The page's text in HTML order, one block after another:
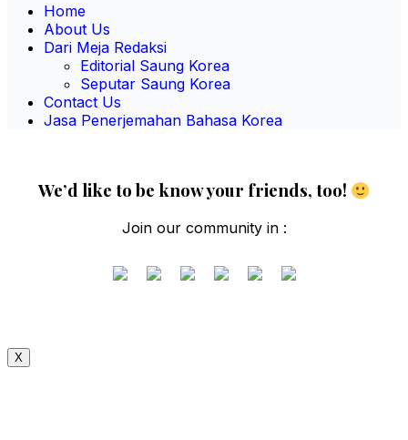
Home
About Us
Dari Meja Redaksi
Editorial Saung Korea
Seputar Saung Korea
Contact Us
Jasa Penerjemahan Bahasa Korea
We’d like to be know your friends, too!
Join our community in :
X